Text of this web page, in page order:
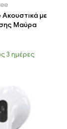
με
Μαύρα
3 ημέρες